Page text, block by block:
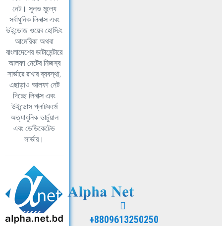
নেট। সুলভ মূল্যে
সর্বাধুনিক লিনাক্স এবং
উইন্ডোজ ওয়েব হোস্টিং
আমেরিকা অথবা
বাংলাদেশের ডাটাসেন্টারে
আলফা নেটের নিজস্ব
সার্ভারে রাখার ব্যবস্থা,
এছাড়াও আলফা নেট
দিচ্ছে লিনাক্স এবং
উইন্ডোস প্লাটফর্মে
অত্যাধুনিক ভার্চুয়াল
এবং ডেডিকেটেড
সার্ভার।
+8809613250250